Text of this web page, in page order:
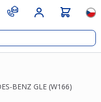
BENZ GLE (W166)